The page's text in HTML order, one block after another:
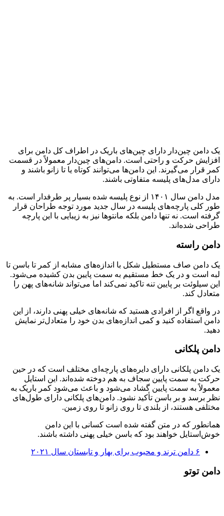
یک دامن چین‌دار دارای چین‌های باریک در اطراف کل دامن برای
افزایش حرکت و راحتی است. دامن‌های چین‌دار معمولاً در قسمت
کمر قرار می‌گیرند. این دامن‌ها می‌توانند کوتاه یا تا زانو باشند و
دارای مدل‌های پلیسه متفاوتی باشند.
مدل دامن سال ۱۴۰۱ از نوع پلیسه شده بسیار پر طرفدار است. به
طور کلی پارچه‌های پلیسه در سال جدید مورد توجه طراحان قرار
گرفته است. نه تنها دامن بلکه مانتوها نیز به زیبایی با این پارچه
طراحی شده‌اند.
دامن راسته
یک دامن صاف مستطیل شکل با اندازه‌های مشابه از کمر تا باسن تا
لبه است و در یک خط مستقیم به سمت پایین بدن کشیده می‌شود.
این سیلوئت بر پایین تنه تاکید نمی­‌کند اما می‌­تواند شانه‌­های پهن را
متعادل کند.
در واقع اگر از افرادی هستید که شانه‌های خیلی پهنی دارند، از این
دامن استفاده کنید و کمی اندازه‌های بدن خود را متعادل‌تر نمایش
دهید.
دامن پلکانی
یک دامن پلکانی دارای دایره‌­های پارچه‌­ای مختلف است که در حین
حرکت به سمت پایین سجاف به هم دوخته شده­‌اند. این استایل
معمولاً به سمت پایین گشاد می‌شود و باعث می‌شود کمر باریک به
نظر برسد و بر باسن تأکید نشود. دامن‌­های پلکانی دارای طول‌­های
مختلفی هستند، از بلندی تا روی زانو تا روی زمین.
همانطور که در متن گفته شده است کسانی با این دامن
خوش‌استایل خواهند بود که باسن خیلی پهنی داشته باشند.
۶ دامن ترند و محبوب برای بهار و تابستان سال ۲۰۲۱
دامن توتو